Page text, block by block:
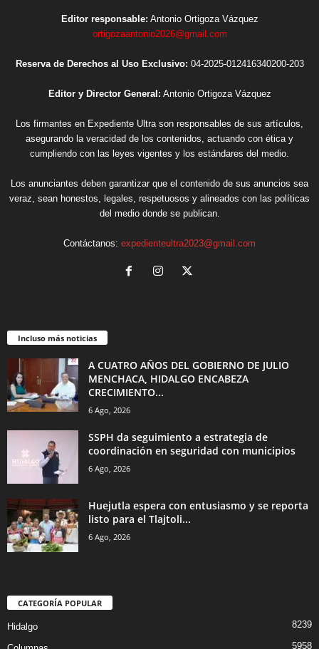
Editor responsable: Antonio Ortigoza Vázquez
ortigozaantonio2026@gmail.com
Reserva de Derechos al Uso Exclusivo: 04-2025-012416340200-203
Editor y Director General: Antonio Ortigoza Vázquez
Los firmantes en Expediente Ultra son responsables de sus artículos,
asegurando la veracidad de los contenidos, actuando con ética y
cumpliendo con las leyes vigentes y los estándares del medio.
Los anunciantes deben garantizar que el contenido de sus anuncios sea
veraz, sean honestos, legales, respetuosos y alineados con las políticas
del medio donde se publican.
Contáctanos: expedienteultra2023@gmail.com
Incluso más noticias
A CUATRO AÑOS DEL GOBIERNO DE JULIO
MENCHACA, HIDALGO ENCABEZA
CRECIMIENTO...
6 Ago, 2026
SSPH da seguimiento a estrategia de
coordinación en seguridad con municipios
6 Ago, 2026
Huejutla espera con entusiasmo y se reporta
listo para el Tlajtoli...
6 Ago, 2026
CATEGORÍA POPULAR
Hidalgo 8239
5958